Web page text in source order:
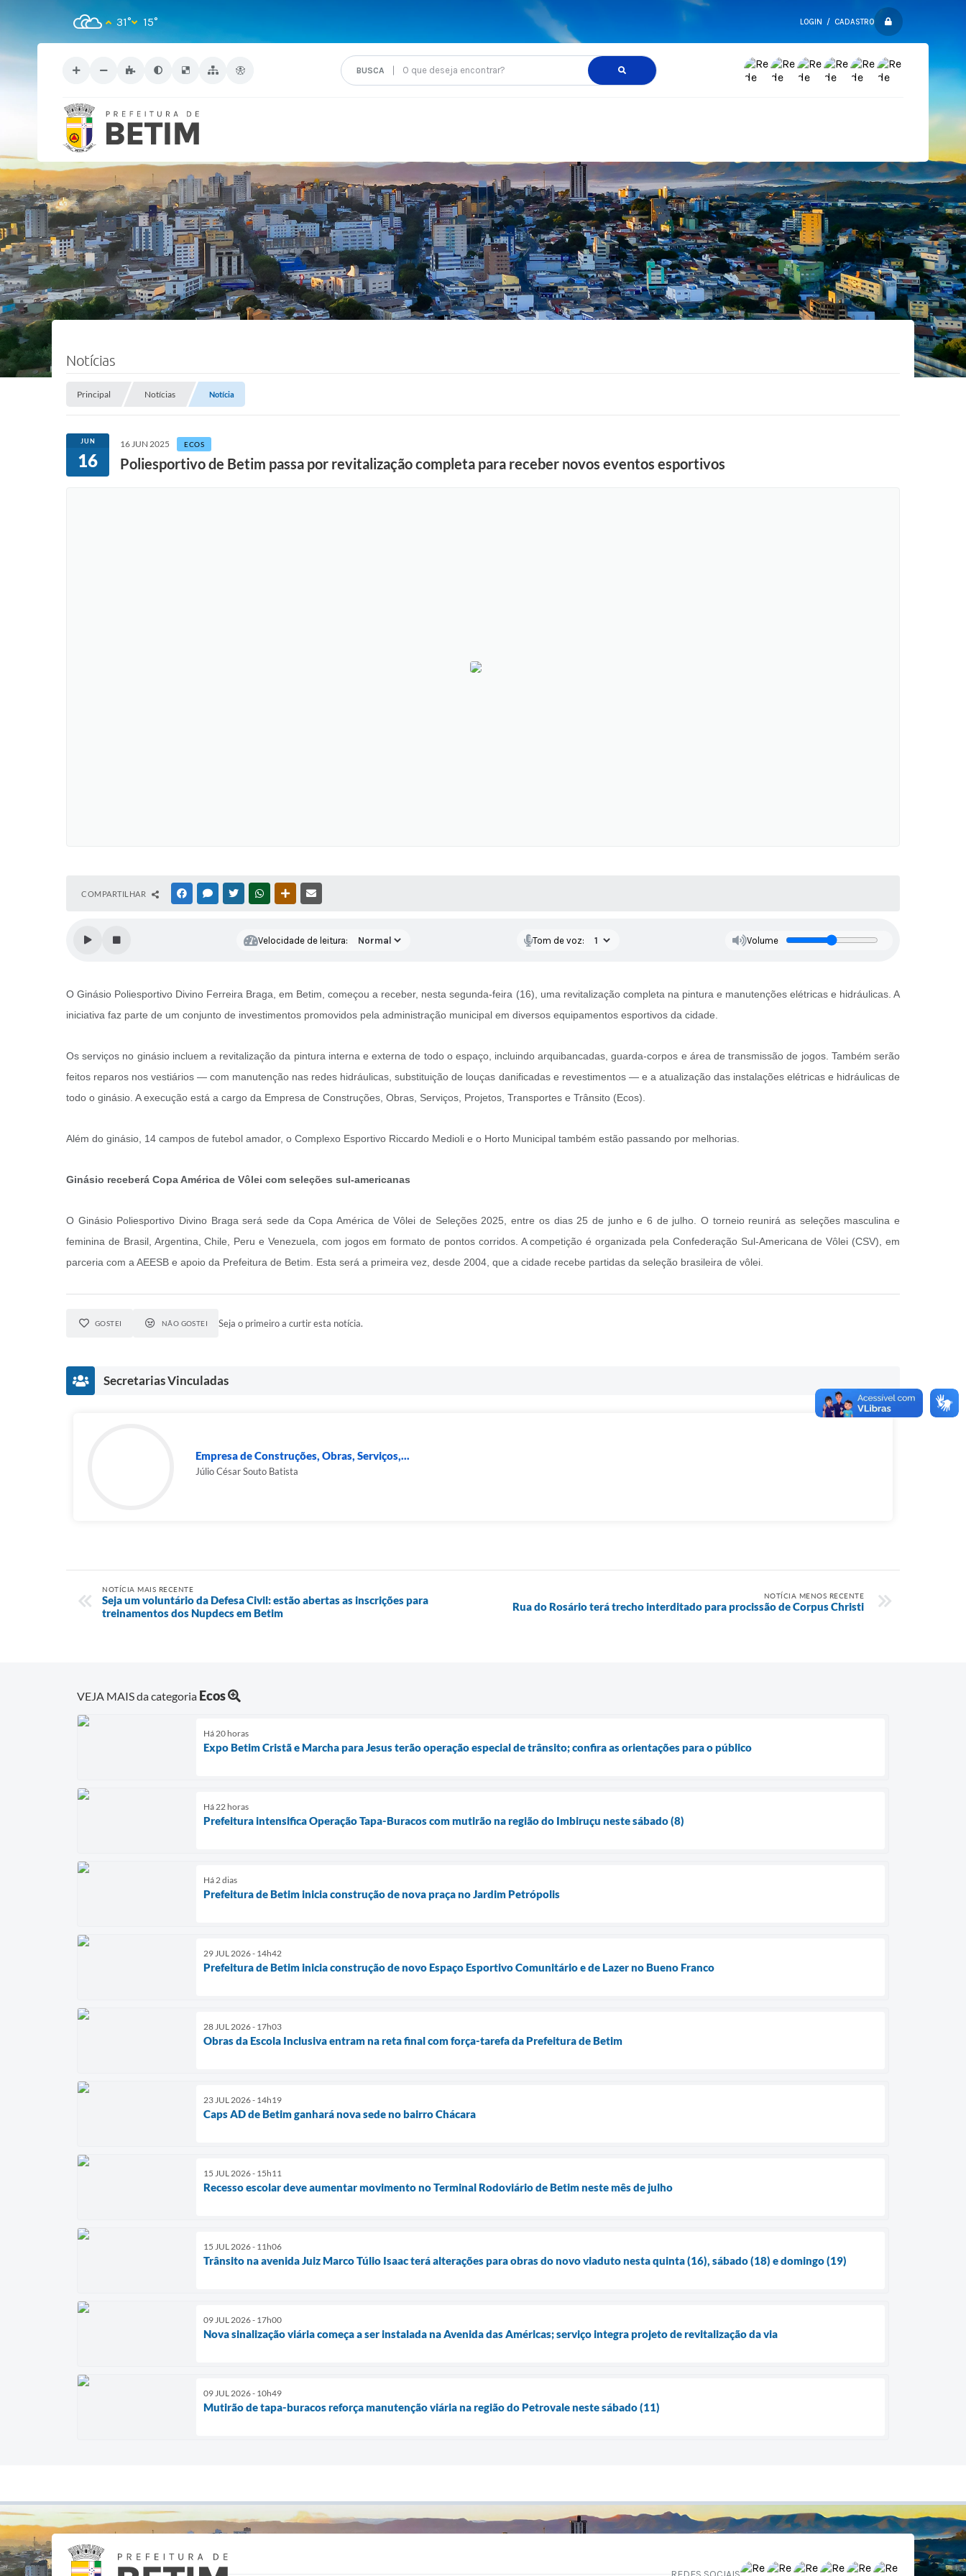
LOGIN / CADASTRO
O que deseja encontrar?
31° 15°
Notícias
Principal Notícias Notícia
JUN
16
16 JUN 2025 ECOS
Poliesportivo de Betim passa por revitalização completa para receber novos eventos esportivos
COMPARTILHAR FACEBOOKMESSENGER
TWITTERWHATSAPPOUTRAS MÍDIAS
Velocidade de leitura: Tom de voz: Volume
O Ginásio Poliesportivo Divino Ferreira Braga, em Betim, começou a receber, nesta segunda-feira (16), uma revitalização completa na pintura e manutenções elétricas e hidráulicas. A
iniciativa faz parte de um conjunto de investimentos promovidos pela administração municipal em diversos equipamentos esportivos da cidade.
Os serviços no ginásio incluem a revitalização da pintura interna e externa de todo o espaço, incluindo arquibancadas, guarda-corpos e área de transmissão de jogos. Também serão
feitos reparos nos vestiários — com manutenção nas redes hidráulicas, substituição de louças danificadas e revestimentos — e a atualização das instalações elétricas e hidráulicas de
todo o ginásio. A execução está a cargo da Empresa de Construções, Obras, Serviços, Projetos, Transportes e Trânsito (Ecos).
Além do ginásio, 14 campos de futebol amador, o Complexo Esportivo Riccardo Medioli e o Horto Municipal também estão passando por melhorias.
Ginásio receberá Copa América de Vôlei com seleções sul-americanas
O Ginásio Poliesportivo Divino Braga será sede da Copa América de Vôlei de Seleções 2025, entre os dias 25 de junho e 6 de julho. O torneio reunirá as seleções masculina e
feminina de Brasil, Argentina, Chile, Peru e Venezuela, com jogos em formato de pontos corridos. A competição é organizada pela Confederação Sul-Americana de Vôlei (CSV), em
parceria com a AEESB e apoio da Prefeitura de Betim. Esta será a primeira vez, desde 2004, que a cidade recebe partidas da seleção brasileira de vôlei.
GOSTEI NÃO GOSTEI Seja o primeiro a curtir esta notícia.
Secretarias Vinculadas
Empresa de Construções, Obras, Serviços,...
Júlio César Souto Batista
NOTÍCIA MAIS RECENTE
Seja um voluntário da Defesa Civil: estão abertas as inscrições para
treinamentos dos Nupdecs em Betim
NOTÍCIA MENOS RECENTE
Rua do Rosário terá trecho interditado para procissão de Corpus Christi
VEJA MAIS da categoria Ecos
Há 20 horas
Expo Betim Cristã e Marcha para Jesus terão operação especial de trânsito; confira as orientações para o público
Há 22 horas
Prefeitura intensifica Operação Tapa-Buracos com mutirão na região do Imbiruçu neste sábado (8)
Há 2 dias
Prefeitura de Betim inicia construção de nova praça no Jardim Petrópolis
29 JUL 2026 - 14h42
Prefeitura de Betim inicia construção de novo Espaço Esportivo Comunitário e de Lazer no Bueno Franco
28 JUL 2026 - 17h03
Obras da Escola Inclusiva entram na reta final com força-tarefa da Prefeitura de Betim
23 JUL 2026 - 14h19
Caps AD de Betim ganhará nova sede no bairro Chácara
15 JUL 2026 - 15h11
Recesso escolar deve aumentar movimento no Terminal Rodoviário de Betim neste mês de julho
15 JUL 2026 - 11h06
Trânsito na avenida Juiz Marco Túlio Isaac terá alterações para obras do novo viaduto nesta quinta (16), sábado (18) e domingo (19)
09 JUL 2026 - 17h00
Nova sinalização viária começa a ser instalada na Avenida das Américas; serviço integra projeto de revitalização da via
09 JUL 2026 - 10h49
Mutirão de tapa-buracos reforça manutenção viária na região do Petrovale neste sábado (11)